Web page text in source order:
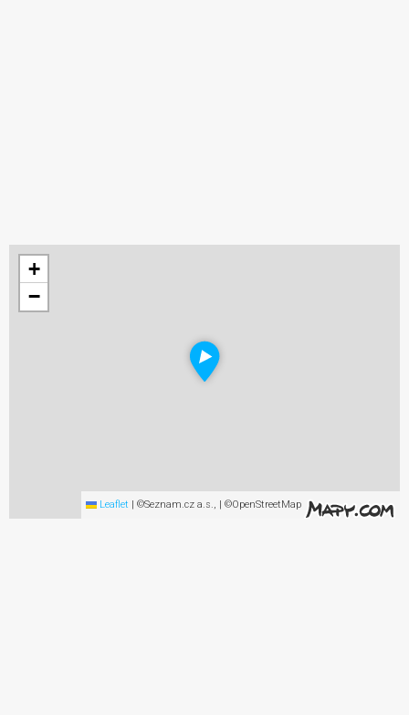
+
−
Leaflet | ©Seznam.cz a.s., | ©OpenStreetMap